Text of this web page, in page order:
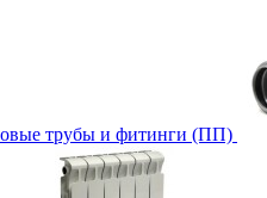
трубы и фитинги (ПП)